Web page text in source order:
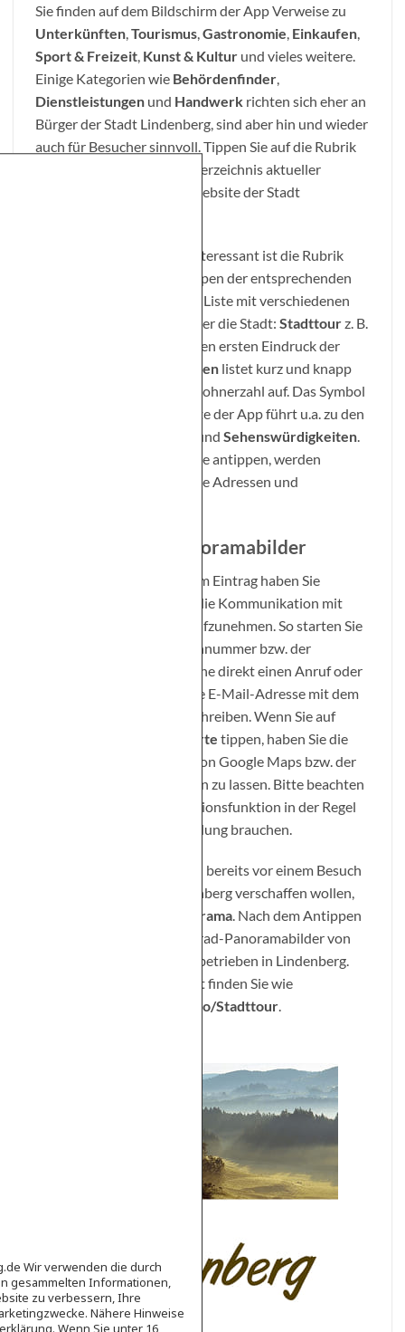
Sie finden auf dem Bildschirm der App Verweise zu
Unterkünften Tourismus Gastronomie Einkaufen
Sport & Freizeit Kunst & Kultur und vieles weitere.
Einige Kategorien wie Behördenfinder
Dienstleistungen und Handwerk richten sich eher an
Bürger der Stadt Lindenberg, sind aber hin und wieder
auch für Besucher sinnvoll. Tippen Sie auf die Rubrik
, um ein Verzeichnis aktueller
Veranstaltungen auf der Website der Stadt
Für Touristen besonders interessant ist die Rubrik
. Nach dem Antippen der entsprechenden
Schaltfläche erscheint eine Liste mit verschiedenen
Informationskategorien über die Stadt: Stadttourz. B.
gibt in 360-Grad-Fotos einen ersten Eindruck der
Daten & Fakten listet kurz und knapp
Daten wie Fläche und Einwohnerzahl auf. Das Symbol
auf der Startseite der App führt u.a. zu den
und Sehenswürdigkeiten.
Wenn Sie einen der Einträge antippen, werden
entsprechende ausgewählte Adressen und
Navigation und Panoramabilder
Auf der Detailseite zu jedem Eintrag haben Sie
zahlreiche Möglichkeiten, die Kommunikation mit
dem jeweiligen Anbieter aufzunehmen. So starten Sie
durch Antippen der Telefonnummer bzw. der
entsprechenden Schaltfläche direkt einen Anruf oder
können über die angezeigte E-Mail-Adresse mit dem
Smartphone eine E-Mail schreiben. Wenn Sie auf
Karte tippen, haben Sie die
Möglichkeit, sich mithilfe von Google Maps bzw. der
zum Ziel führen zu lassen. Bitte beachten
Sie, dass Sie für die Navigationsfunktion in der Regel
eine aktive Internetverbindung brauchen.
Interessant für alle, die sich bereits vor einem Besuch
einen Eindruck über Lindenberg verschaffen wollen,
360° Panorama. Nach dem Antippen
erreichen Sie einige 360-Grad-Panoramabilder von
ausgewählten Wirtschaftsbetrieben in Lindenberg.
Panoramas der Stadt selbst finden Sie wie
Stadtinfo/Stadttour.
Wir verwenden die durch
gesammelten Informationen,
zu verbessern, Ihre
Nähere Hinweise